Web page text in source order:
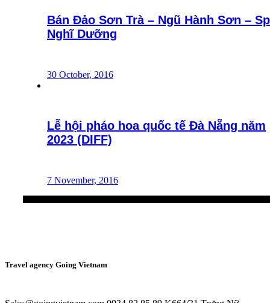
Bán Đảo Sơn Trà – Ngũ Hành Sơn –
Nghĩ Dưỡng
30 October, 2016
Lễ hội pháo hoa quốc tế Đà Nẵng năm
2023 (DIFF)
7 November, 2016
Travel agency Going Vietnam